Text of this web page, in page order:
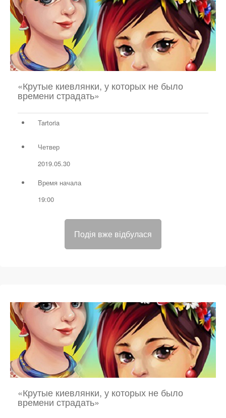
«Крутые киевлянки, у которых не было
времени страдать»
Tartoria
Четвер
2019.05.30
Время начала
19:00
Подія вже відбулася
«Крутые киевлянки, у которых не было
времени страдать»